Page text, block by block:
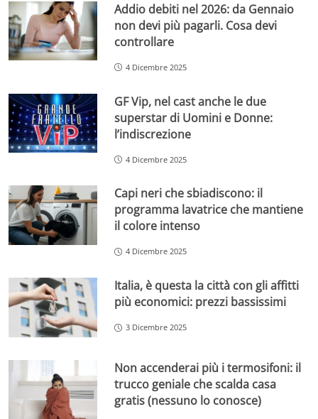
Addio debiti nel 2026: da Gennaio
non devi più pagarli. Cosa devi
controllare
4 Dicembre 2025
GF Vip, nel cast anche le due
superstar di Uomini e Donne:
l’indiscrezione
4 Dicembre 2025
Capi neri che sbiadiscono: il
programma lavatrice che mantiene
il colore intenso
4 Dicembre 2025
Italia, è questa la città con gli affitti
più economici: prezzi bassissimi
3 Dicembre 2025
Non accenderai più i termosifoni: il
trucco geniale che scalda casa
gratis (nessuno lo conosce)